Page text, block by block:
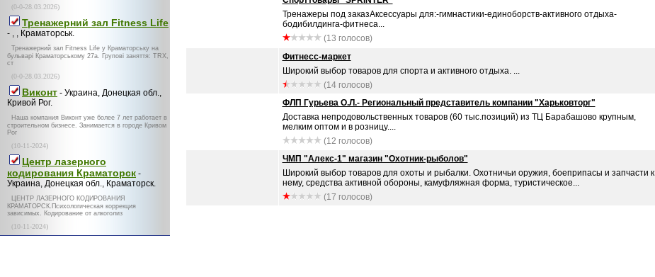
(0-0-28.03.2026)
Тренажерний зал Fitness Life
- , , Краматорськ.
Тренажерний зал Fitness Life у Краматорську на
бульварі Краматорському 27а. Групові заняття: TRX,
ст
(0-0-28.03.2026)
Виконт - Украина, Донецкая обл.,
Кривой Рог.
Наша компания Виконт уже более 7 лет работает в
строительном бизнесе. Занимается в городе Кривом
Рог
(10-11-2024)
Центр лазерного
кодирования Краматорск -
Украина, Донецкая обл., Краматорск.
ЦЕНТР ЛАЗЕРНОГО КОДИРОВАНИЯ
КРАМАТОРСК.Психологическая коррекция
зависимых. Кодирование от алкоголиз
(10-11-2024)
Тренажеры под заказАксессуары для:-гимнастики-единоборств-активного отдыха-
бодибилдинга-фитнеса...
(13 голосов)
Фитнесс-маркет
Широкий выбор товаров для спорта и активного отдыха. ...
(14 голосов)
ФЛП Гурьева О.Л.- Региональный представитель компании "Харьковторг"
Доставка непродовольственных товаров (60 тыс.позиций) из ТЦ Барабашово крупным,
мелким оптом и в розницу....
(12 голосов)
ЧМП "Алекс-1" магазин "Охотник-рыболов"
Широкий выбор товаров для охоты и рыбалки. Охотничьи оружия, боеприпасы и запчасти к
нему, средства активной обороны, камуфляжная форма, туристическое...
(17 голосов)